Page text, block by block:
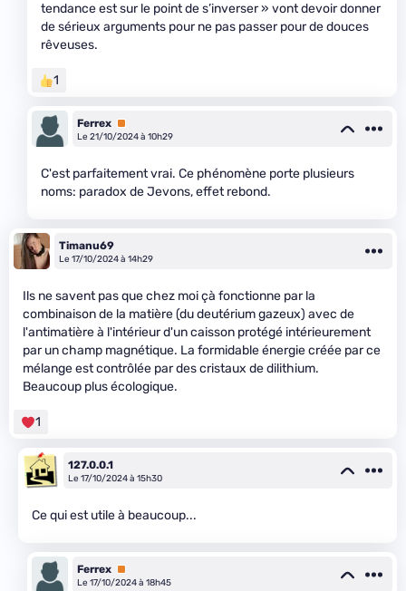
tendance est sur le point de s’inverser » vont devoir donner
de sérieux arguments pour ne pas passer pour de douces
rêveuses.
1
Ferrex Premium
Le 21/10/2024 à 10h29
C'est parfaitement vrai. Ce phénomène porte plusieurs
noms: paradox de Jevons, effet rebond.
Timanu69
Le 17/10/2024 à 14h29
Ils ne savent pas que chez moi çà fonctionne par la
combinaison de la matière (du deutérium gazeux) avec de
l'antimatière à l'intérieur d'un caisson protégé intérieurement
par un champ magnétique. La formidable énergie créée par ce
mélange est contrôlée par des cristaux de dilithium.
Beaucoup plus écologique.
1
127.0.0.1
Le 17/10/2024 à 15h30
Ce qui est utile à beaucoup...
Ferrex Premium
Le 17/10/2024 à 18h45